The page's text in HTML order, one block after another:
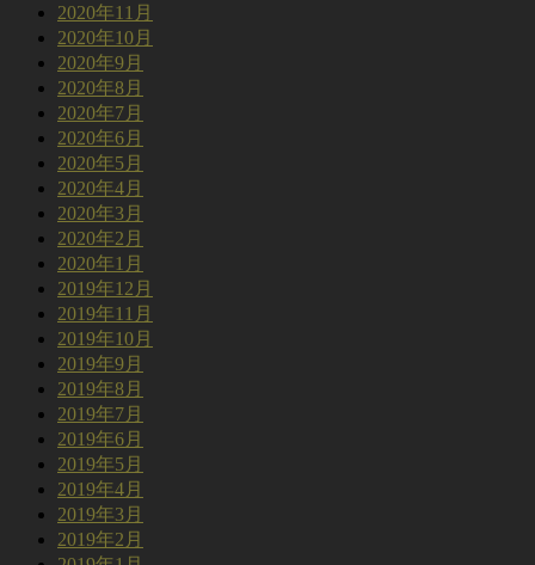
2020年11月
2020年10月
2020年9月
2020年8月
2020年7月
2020年6月
2020年5月
2020年4月
2020年3月
2020年2月
2020年1月
2019年12月
2019年11月
2019年10月
2019年9月
2019年8月
2019年7月
2019年6月
2019年5月
2019年4月
2019年3月
2019年2月